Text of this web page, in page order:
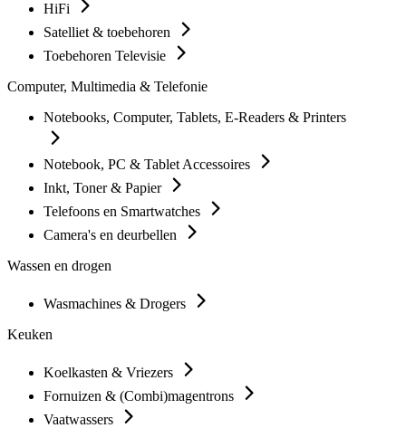
HiFi
Satelliet & toebehoren
Toebehoren Televisie
Computer, Multimedia & Telefonie
Notebooks, Computer, Tablets, E-Readers & Printers
Notebook, PC & Tablet Accessoires
Inkt, Toner & Papier
Telefoons en Smartwatches
Camera's en deurbellen
Wassen en drogen
Wasmachines & Drogers
Keuken
Koelkasten & Vriezers
Fornuizen & (Combi)magentrons
Vaatwassers